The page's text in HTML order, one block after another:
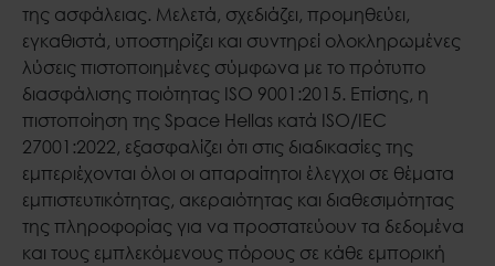
της ασφάλειας. Μελετά, σχεδιάζει, προμηθεύει,
εγκαθιστά, υποστηρίζει και συντηρεί ολοκληρωμένες
λύσεις πιστοποιημένες σύμφωνα με το πρότυπο
διασφάλισης ποιότητας ISO 9001:2015. Επίσης, η
πιστοποίηση της Space Hellas κατά ISO/IEC
27001:2022, εξασφαλίζει ότι στις διαδικασίες της
εμπεριέχονται όλοι οι απαραίτητοι έλεγχοι σε θέματα
εμπιστευτικότητας, ακεραιότητας και διαθεσιμότητας
της πληροφορίας για να προστατεύουν τα δεδομένα
και τους εμπλεκόμενους πόρους σε κάθε εμπορική